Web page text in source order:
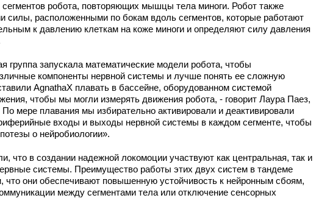
сегментов робота, повторяющих мышцы тела миноги. Робот также
силы, расположенными по бокам вдоль сегментов, которые работают
к давлению клеткам на коже миноги и определяют силу давления
группа запускала математические модели робота, чтобы
компоненты нервной системы и лучше понять ее сложную
AgnathaX плавать в бассейне, оборудованном системой
чтобы мы могли измерять движения робота, - говорит Лаура Паез,
По мере плавания мы избирательно активировали и деактивировали
входы и выходы нервной системы в каждом сегменте, чтобы
о нейробиологии».
что в создании надежной локомоции участвуют как центральная, так и
системы. Преимущество работы этих двух систем в тандеме
что они обеспечивают повышенную устойчивость к нейронным сбоям,
между сегментами тела или отключение сенсорных